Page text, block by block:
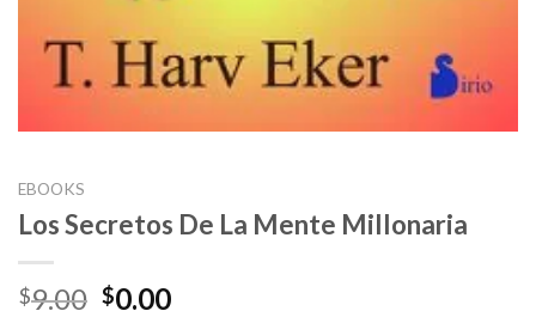
EBOOKS
Los Secretos De La Mente Millonaria
$9.00 Original
$0.00Current